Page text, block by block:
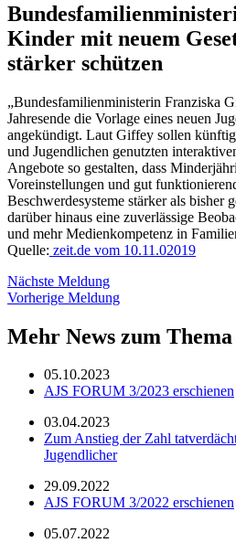
Kinder mit neuem
stärker schützen
„Bundesfamilienministerin Franziska
Jahresende die Vorlage eines neuen
angekündigt. Laut Giffey sollen
und Jugendlichen genutzten
Angebote so gestalten, dass
Voreinstellungen und gut
Beschwerdesysteme stärker als bisher
darüber hinaus eine zuverlässige
und mehr Medienkompetenz in
Quelle: zeit.de vom 10.11.02019
Nächste Meldung
Vorherige Meldung
Mehr News zum Thema
05.10.2023
AJS FORUM 3/2023 erschienen
03.04.2023
Zum Anstieg der Zahl
Jugendlicher
29.09.2022
AJS FORUM 3/2022 erschienen
05.07.2022